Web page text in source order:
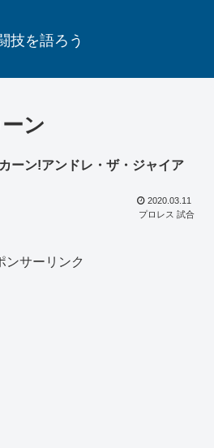
技を語ろう
ン
ーン!アンドレ・ザ・ジャイア
2020.03.11
プロレス 試合
ンサーリンク